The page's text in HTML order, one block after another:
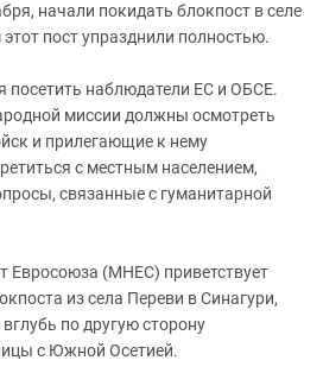
начали покидать блокпост в селе
пост упразднили полностью.
посетить наблюдатели ЕС и ОБСЕ.
миссии должны осмотреть
и прилегающие к нему
с местным населением,
связанные с гуманитарной
Евросоюза (МНЕС) приветствует
из села Переви в Синагури,
по другую сторону
с Южной Осетией.